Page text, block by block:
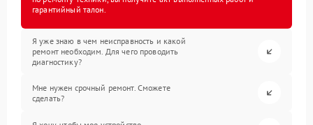
гарантийный талон.
Я уже знаю в чем неисправность и какой
ремонт необходим. Для чего проводить
диагностику?
Мне нужен срочный ремонт. Сможете
сделать?